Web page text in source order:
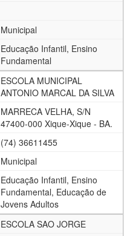
Municipal
Educação Infantil, Ensino
Fundamental
ESCOLA MUNICIPAL
ANTONIO MARCAL DA SILVA
MARRECA VELHA, S/N
47400-000 Xique-Xique - BA.
(74) 36611455
Municipal
Educação Infantil, Ensino
Fundamental, Educação de
Jovens Adultos
ESCOLA SAO JORGE